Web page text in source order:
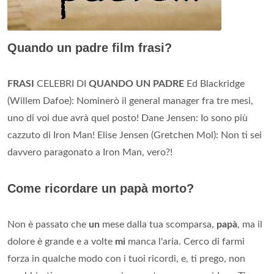
Quando un padre film frasi?
FRASI CELEBRI DI QUANDO UN PADRE Ed Blackridge
(Willem Dafoe): Nominerò il general manager fra tre mesi,
uno di voi due avrà quel posto! Dane Jensen: Io sono più
cazzuto di Iron Man! Elise Jensen (Gretchen Mol): Non ti sei
davvero paragonato a Iron Man, vero?!
Come ricordare un papà morto?
Non è passato che un mese dalla tua scomparsa, papà, ma il
dolore è grande e a volte mi manca l'aria. Cerco di farmi
forza in qualche modo con i tuoi ricordi, e, ti prego, non